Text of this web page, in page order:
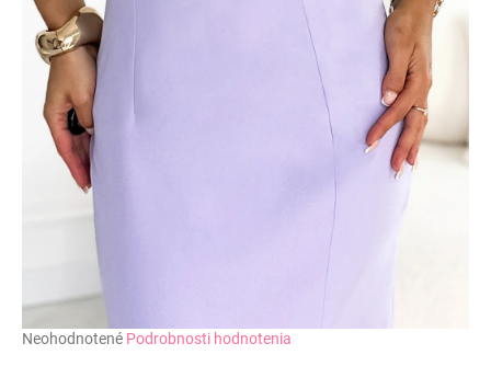
Priemerné
Neohodnotené Podrobnosti hodnotenia